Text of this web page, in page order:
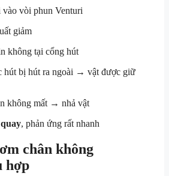
vòi phun Venturi
giảm
không tại cổng hút
hút bị hút ra ngoài → vật được giữ
không mất → nhả vật
, phản ứng rất nhanh
chân không
hợp